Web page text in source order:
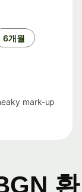
6개월
mark-up
환